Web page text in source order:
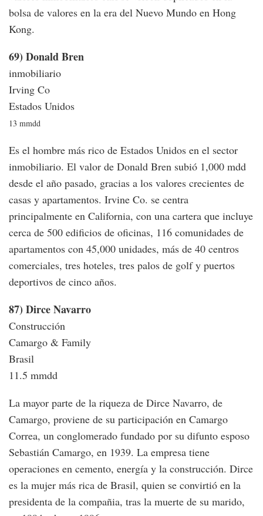
bolsa de valores en la era del Nuevo Mundo en Hong
Kong.
69) Donald Bren
inmobiliario
Irving Co
Estados Unidos
13 mmdd
Es el hombre más rico de Estados Unidos en el sector
inmobiliario. El valor de Donald Bren subió 1,000 mdd
desde el año pasado, gracias a los valores crecientes de
casas y apartamentos. Irvine Co. se centra
principalmente en California, con una cartera que incluye
cerca de 500 edificios de oficinas, 116 comunidades de
apartamentos con 45,000 unidades, más de 40 centros
comerciales, tres hoteles, tres palos de golf y puertos
deportivos de cinco años.
87) Dirce Navarro
Construcción
Camargo & Family
Brasil
11.5 mmdd
La mayor parte de la riqueza de Dirce Navarro, de
Camargo, proviene de su participación en Camargo
Correa, un conglomerado fundado por su difunto esposo
Sebastián Camargo, en 1939. La empresa tiene
operaciones en cemento, energía y la construcción. Dirce
es la mujer más rica de Brasil, quien se convirtió en la
presidenta de la compañia, tras la muerte de su marido,